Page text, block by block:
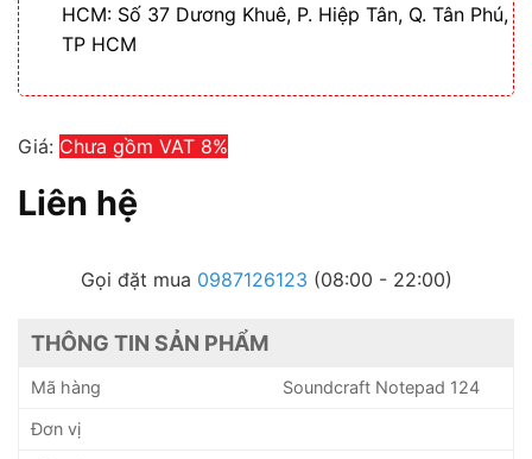
HCM: Số 37 Dương Khuê, P. Hiệp Tân, Q. Tân Phú,
TP HCM
Giá: Chưa gồm VAT 8%
Liên hệ
Gọi đặt mua 0987126123 (08:00 - 22:00)
THÔNG TIN SẢN PHẨM
Mã hàng Soundcraft Notepad 124
Đơn vị